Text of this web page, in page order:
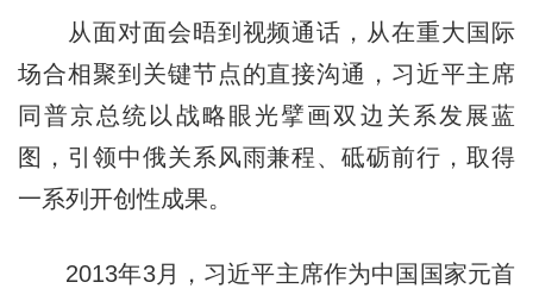
从面对面会晤到视频通话，从在重大国际
场合相聚到关键节点的直接沟通，习近平主席
同普京总统以战略眼光擘画双边关系发展蓝
图，引领中俄关系风雨兼程、砥砺前行，取得
一系列开创性成果。
2013年3月，习近平主席作为中国国家元首